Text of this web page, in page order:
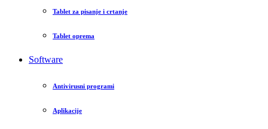
Tablet za pisanje i crtanje
Tablet oprema
Software
Antivirusni programi
Aplikacije